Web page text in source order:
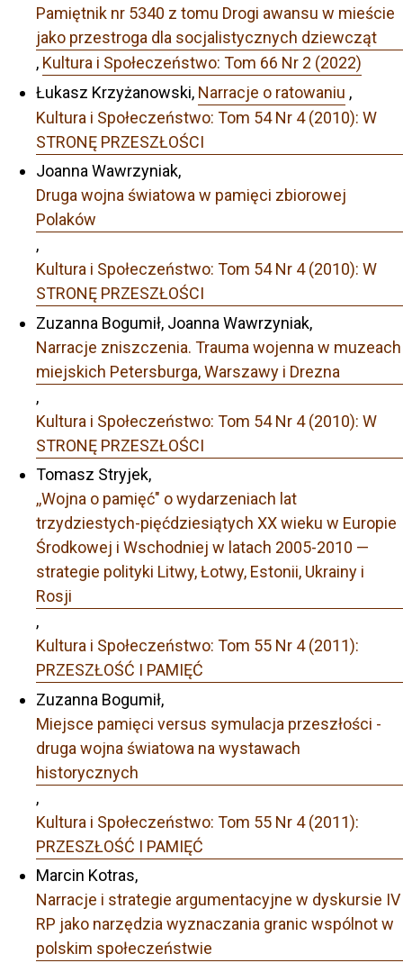
Pamiętnik nr 5340 z tomu Drogi awansu w mieście
jako przestroga dla socjalistycznych dziewcząt
, Kultura i Społeczeństwo: Tom 66 Nr 2 (2022)
Łukasz Krzyżanowski, Narracje o ratowaniu ,
Kultura i Społeczeństwo: Tom 54 Nr 4 (2010): W
STRONĘ PRZESZŁOŚCI
Joanna Wawrzyniak,
Druga wojna światowa w pamięci zbiorowej
Polaków
,
Kultura i Społeczeństwo: Tom 54 Nr 4 (2010): W
STRONĘ PRZESZŁOŚCI
Zuzanna Bogumił, Joanna Wawrzyniak,
Narracje zniszczenia. Trauma wojenna w muzeach
miejskich Petersburga, Warszawy i Drezna
,
Kultura i Społeczeństwo: Tom 54 Nr 4 (2010): W
STRONĘ PRZESZŁOŚCI
Tomasz Stryjek,
,,Wojna o pamięć" o wydarzeniach lat
trzydziestych-pięćdziesiątych XX wieku w Europie
Środkowej i Wschodniej w latach 2005-2010 —
strategie polityki Litwy, Łotwy, Estonii, Ukrainy i
Rosji
,
Kultura i Społeczeństwo: Tom 55 Nr 4 (2011):
PRZESZŁOŚĆ I PAMIĘĆ
Zuzanna Bogumił,
Miejsce pamięci versus symulacja przeszłości -
druga wojna światowa na wystawach
historycznych
,
Kultura i Społeczeństwo: Tom 55 Nr 4 (2011):
PRZESZŁOŚĆ I PAMIĘĆ
Marcin Kotras,
Narracje i strategie argumentacyjne w dyskursie IV
RP jako narzędzia wyznaczania granic wspólnot w
polskim społeczeństwie